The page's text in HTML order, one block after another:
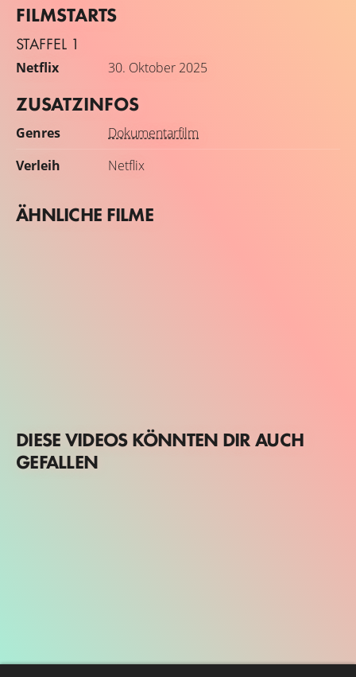
FILMSTARTS
STAFFEL 1
Netflix 30. Oktober 2025
ZUSATZINFOS
Genres
Dokumentarfilm
Verleih
Netflix
ÄHNLICHE FILME
DIESE VIDEOS KÖNNTEN DIR AUCH
GEFALLEN